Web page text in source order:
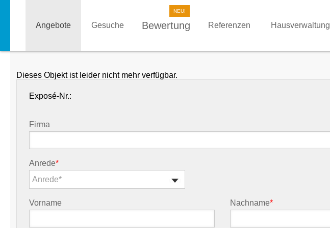
Angebote Gesuche Bewertung Referenzen Hausverwaltung
Dieses Objekt ist leider nicht mehr verfügbar.
Exposé-Nr.:
Firma
Anrede*
Anrede*
Vorname Nachname*